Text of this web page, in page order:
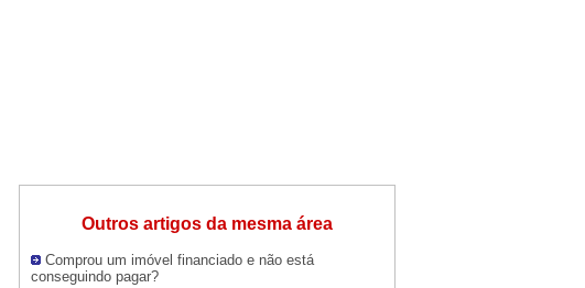
Outros artigos da mesma área
Comprou um imóvel financiado e não está
conseguindo pagar?